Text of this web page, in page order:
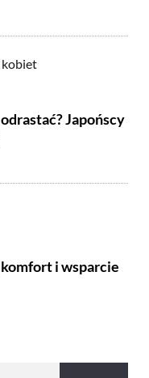
Japońscy
i wsparcie